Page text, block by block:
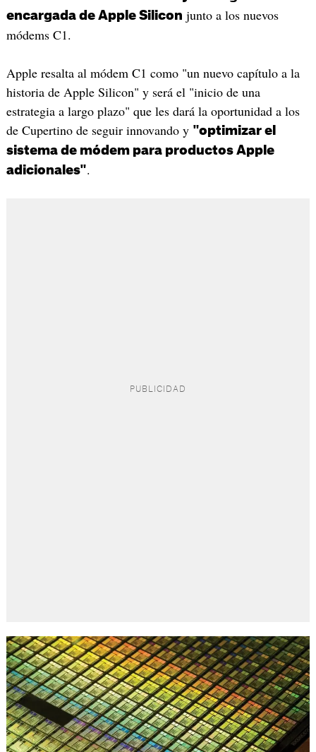
encargada de Apple Silicon junto a los nuevos
módems C1.
Apple resalta al módem C1 como "un nuevo capítulo a la
historia de Apple Silicon" y será el "inicio de una
estrategia a largo plazo" que les dará la oportunidad a los
de Cupertino de seguir innovando y "optimizar el
sistema de módem para productos Apple
adicionales".